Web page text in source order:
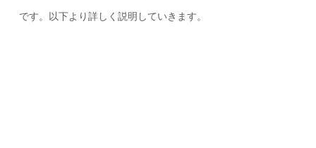
です。以下より詳しく説明していきます。